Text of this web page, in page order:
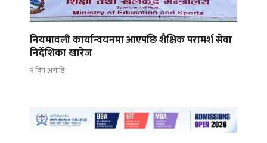
नियमावली कार्यान्वयनमा आएपछि शैक्षिक परामर्श सेवा
निर्देशिका खारेज
२ दिन अगाडि